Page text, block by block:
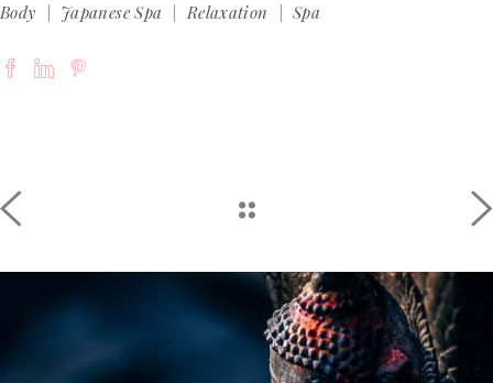
Body
Japanese Spa Relaxation Spa